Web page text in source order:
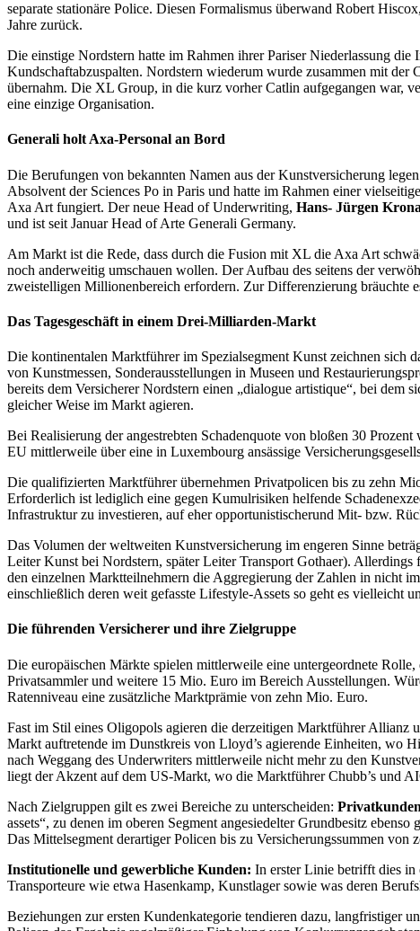
separate stationäre Police. Diesen Formalismus überwand Robert
Jahre zurück.
Die einstige Nordstern hatte im Rahmen ihrer Pariser Niederlassung
Kundschaftabzuspalten. Nordstern wiederum wurde zusammen mit
übernahm. Die XL Group, in die kurz vorher Catlin aufgegangen war,
eine einzige Organisation.
Generali holt Axa-Personal an Bord
Die Berufungen von bekannten Namen aus der Kunstversicherung
Absolvent der Sciences Po in Paris und hatte im Rahmen einer
Axa Art fungiert. Der neue Head of Underwriting, Hans- Jürgen
und ist seit Januar Head of Arte Generali Germany.
Am Markt ist die Rede, dass durch die Fusion mit XL die Axa Art
noch anderweitig umschauen wollen. Der Aufbau des seitens der
zweistelligen Millionenbereich erfordern. Zur Differenzierung bräuchte
Das Tagesgeschäft in einem Drei-Milliarden-Markt
Die kontinentalen Marktführer im Spezialsegment Kunst zeichnen sich
von Kunstmessen, Sonderausstellungen in Museen und
bereits dem Versicherer Nordstern einen „dialogue artistique“, bei
gleicher Weise im Markt agieren.
Bei Realisierung der angestrebten Schadenquote von bloßen 30
EU mittlerweile über eine in Luxembourg ansässige
Die qualifizierten Marktführer übernehmen Privatpolicen bis zu zehn
Erforderlich ist lediglich eine gegen Kumulrisiken helfende
Infrastruktur zu investieren, auf eher opportunistischerund Mit- bzw.
Das Volumen der weltweiten Kunstversicherung im engeren Sinne
Leiter Kunst bei Nordstern, später Leiter Transport Gothaer).
den einzelnen Marktteilnehmern die Aggregierung der Zahlen in nicht
einschließlich deren weit gefasste Lifestyle-Assets so geht es
Die führenden Versicherer und ihre Zielgruppe
Die europäischen Märkte spielen mittlerweile eine untergeordnete
Privatsammler und weitere 15 Mio. Euro im Bereich Ausstellungen.
Ratenniveau eine zusätzliche Marktprämie von zehn Mio. Euro.
Fast im Stil eines Oligopols agieren die derzeitigen Marktführer
Markt auftretende im Dunstkreis von Lloyd’s agierende Einheiten, wo
nach Weggang des Underwriters mittlerweile nicht mehr zu den
liegt der Akzent auf dem US-Markt, wo die Marktführer Chubb’s und
Nach Zielgruppen gilt es zwei Bereiche zu unterscheiden: Privatkunden
assets“, zu denen im oberen Segment angesiedelter Grundbesitz
Das Mittelsegment derartiger Policen bis zu Versicherungssummen von
Institutionelle und gewerbliche Kunden: In erster Linie betrifft dies in
Transporteure wie etwa Hasenkamp, Kunstlager sowie was deren
Beziehungen zur ersten Kundenkategorie tendieren dazu, langfristiger